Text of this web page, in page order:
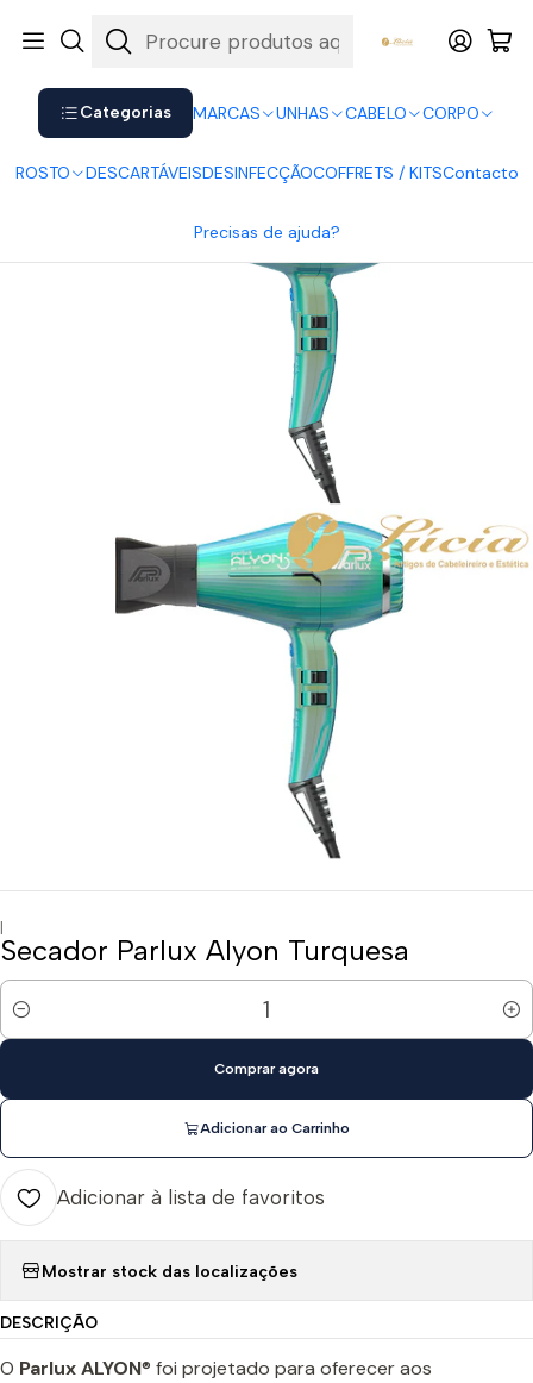
Categorias MARCAS UNHAS CABELO CORPO
ROSTO DESCARTÁVEISDESINFECÇÃOCOFFRETS / KITSContacto
Precisas de ajuda?
Shop now. Pay later with Klarna.
|
Secador Parlux Alyon Turquesa
Quantidade
Adicionar ao Carrinho
Comprar agora
Adicionar à lista de favoritos
Mostrar stock das localizações
DESCRIÇÃO
O Parlux ALYON® foi projetado para oferecer aos